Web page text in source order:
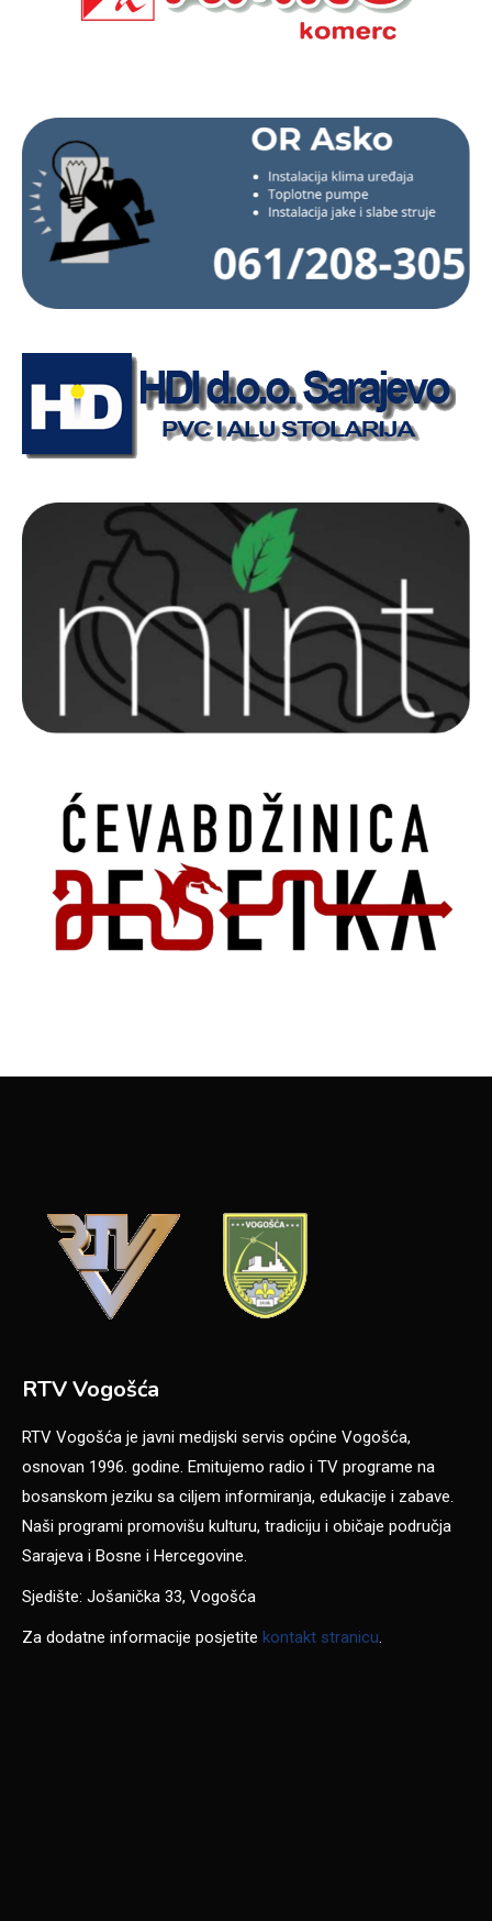
RTV Vogošća
RTV Vogošća je javni medijski servis općine Vogošća,
osnovan 1996. godine. Emitujemo radio i TV programe na
bosanskom jeziku sa ciljem informiranja, edukacije i zabave.
Naši programi promovišu kulturu, tradiciju i običaje područja
Sarajeva i Bosne i Hercegovine.
Sjedište: Jošanička 33, Vogošća
Za dodatne informacije posjetite kontakt stranicu